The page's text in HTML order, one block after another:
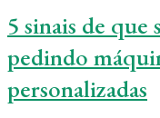
5 sinais de que
pedindo
personalizadas